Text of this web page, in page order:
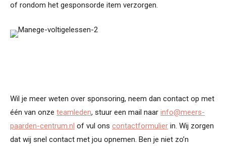
of rondom het gesponsorde item verzorgen.
Wil je meer weten over sponsoring, neem dan contact op met
één van onze teamleden, stuur een mail naar info@meers-
paarden-centrum.nl of vul ons contactformulier in. Wij zorgen
dat wij snel contact met jou opnemen. Ben je niet zo’n